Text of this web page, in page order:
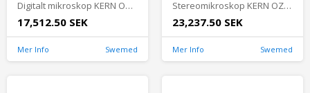
Digitalt mikroskop KERN OBL-S - OBL 137C832
17,512.50 SEK
Mer Info Swemed
Stereomikroskop KERN OZM 9 - OZM 922
23,237.50 SEK
Mer Info Swemed